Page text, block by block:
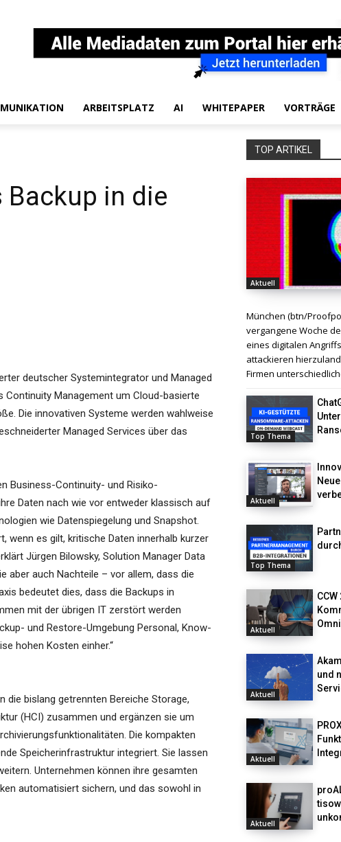
ARBEITSPLATZ AI WHITEPAPER VORTRÄGE
in die
deutscher Systemintegrator und Managed
Continuity Management um Cloud-basierte
Die innovativen Systeme werden wahlweise
Managed Services über das
Business-Continuity- und Risiko-
Daten nach wie vor entweder klassisch auf
wie Datenspiegelung und Snapshot.
wenn es gilt, kritische Daten innerhalb kurzer
Jürgen Bilowsky, Solution Manager Data
aber auch Nachteile – vor allem, dass die
bedeutet dies, dass die Backups in
mit der übrigen IT zerstört werden
und Restore-Umgebung Personal, Know-
hohen Kosten einher.“
bislang getrennten Bereiche Storage,
(HCI) zusammen und ergänzen sie um
Die kompakten
Speicherinfrastruktur integriert. Sie lassen
Unternehmen können ihre gesamten
automatisiert sichern, und das sowohl in
TOP ARTIKEL
Aktuell
München (btn/
vergangene Woche
eines digitalen
attackieren
Firmen
Top Thema
Aktuell
Top Thema
Aktuell
Aktuell
und
Aktuell
Aktuell